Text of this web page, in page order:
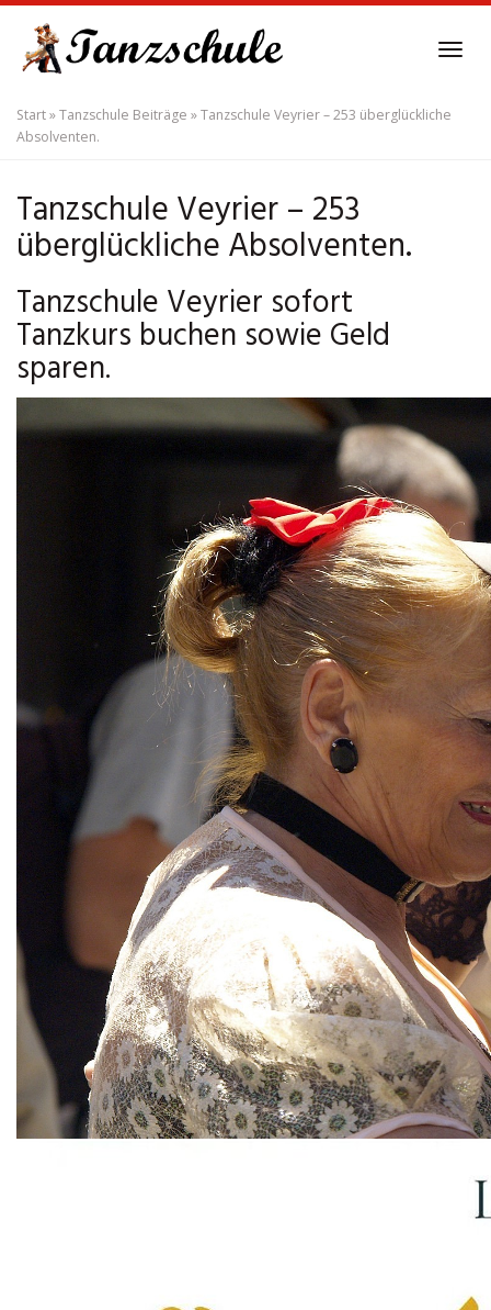
main
content
Start»Tanzschule Beiträge »Tanzschule Veyrier – 253 überglückliche
Absolventen.
Tanzschule Veyrier – 253
überglückliche Absolventen.
Tanzschule Veyrier sofort
Tanzkurs buchen sowie Geld
sparen.